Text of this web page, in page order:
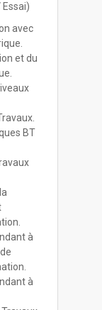
Essai)
avec
et du
BT
à
à